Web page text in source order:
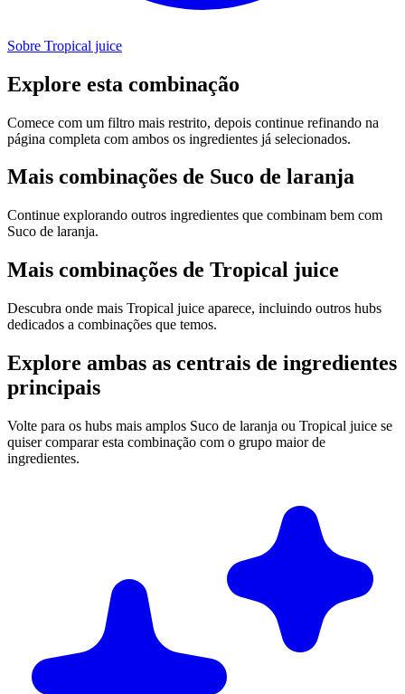
Sobre Tropical juice
Explore esta combinação
Comece com um filtro mais restrito, depois continue refinando na
página completa com ambos os ingredientes já selecionados.
Mais combinações de Suco de laranja
Continue explorando outros ingredientes que combinam bem com
Suco de laranja.
Mais combinações de Tropical juice
Descubra onde mais Tropical juice aparece, incluindo outros hubs
dedicados a combinações que temos.
Explore ambas as centrais de ingredientes
principais
Volte para os hubs mais amplos Suco de laranja ou Tropical juice se
quiser comparar esta combinação com o grupo maior de
ingredientes.